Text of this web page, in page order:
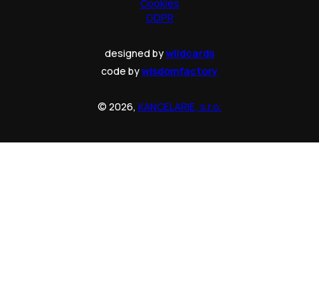
Cookies
GDPR
designed bywildcards
code bywisdomfactory
© 2026, KANCELARIE, s.r.o.